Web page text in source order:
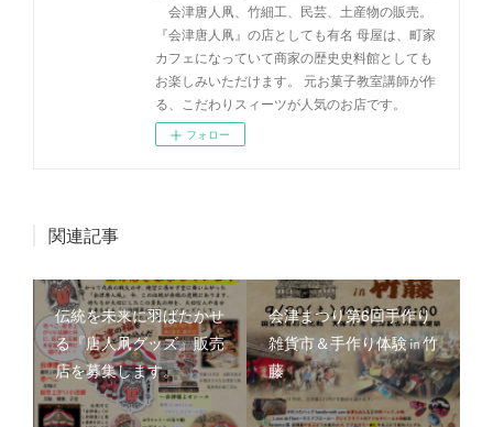
会津唐人凧、竹細工、民芸、土産物の販売。
『会津唐人凧』の店としても有名 母屋は、町家
カフェになっていて商家の歴史史料館としても
お楽しみいただけます。 元お菓子教室講師が作
る、こだわりスィーツが人気のお店です。
フォロー
関連記事
伝統を未来に羽ばたかせ
る『唐人凧グッズ』販売
店を募集します。
会津まつり第6回手作り
雑貨市＆手作り体験㏌竹
藤